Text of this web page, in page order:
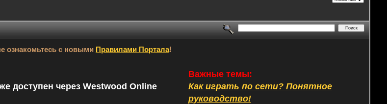
ознакомьтесь с новыми Правилами Портала!
доступен через Westwood Online
Важные темы:
Как играть по сети? Понятное
руководство!